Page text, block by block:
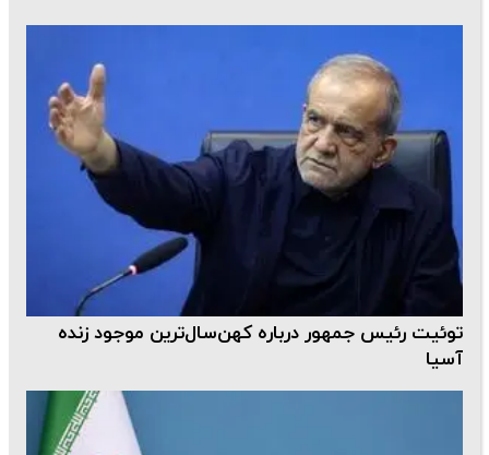
توئیت رئیس جمهور درباره کهن‌سال‌ترین موجود زنده
آسیا